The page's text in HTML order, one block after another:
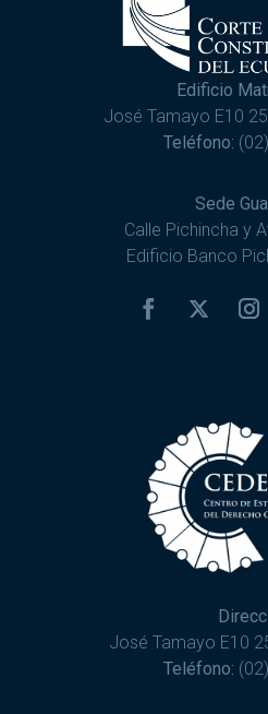
Edificio
José Tamayo E10
Teléfono:
Sede
Calle Pichincha y
Edificio Banco
José Tamayo E10
Teléfono: